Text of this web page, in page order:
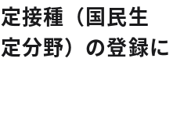
接種（国民生
分野）の登録に